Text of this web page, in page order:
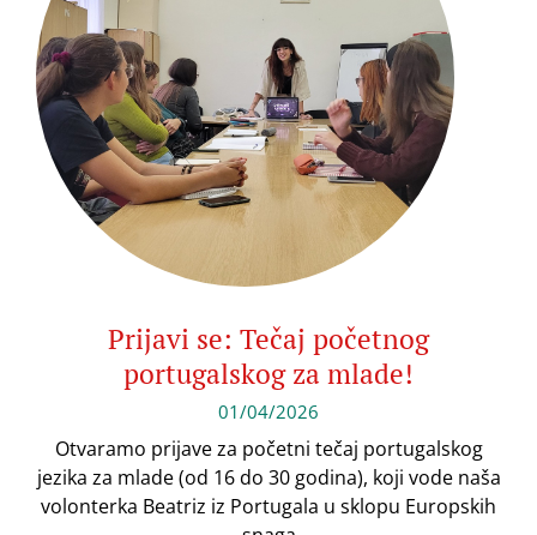
Prijavi se: Tečaj početnog
portugalskog za mlade!
01/04/2026
Otvaramo prijave za početni tečaj portugalskog
jezika za mlade (od 16 do 30 godina), koji vode naša
volonterka Beatriz iz Portugala u sklopu Europskih